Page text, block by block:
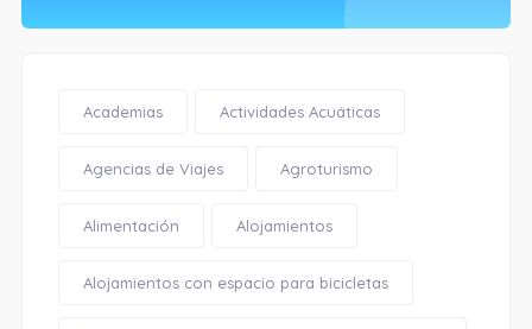
Academias Actividades Acuáticas
Agencias de Viajes Agroturismo
Alimentación Alojamientos
Alojamientos con espacio para bicicletas